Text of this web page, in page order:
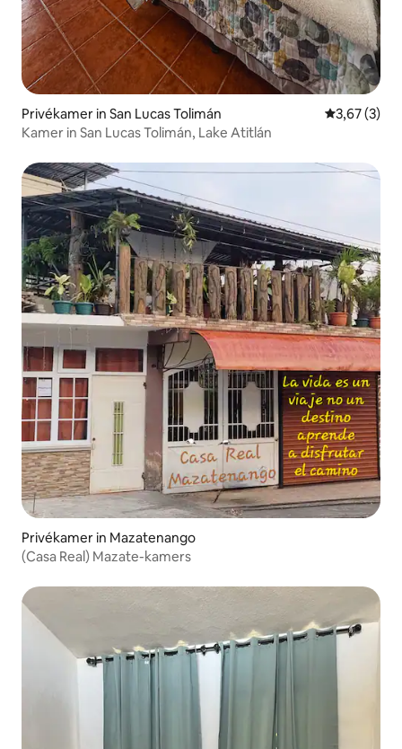
Privékamer in San Lucas Tolimán
3,67 (3)
Kamer in San Lucas Tolimán, Lake Atitlán
Privékamer in Mazatenango
(Casa Real) Mazate-kamers